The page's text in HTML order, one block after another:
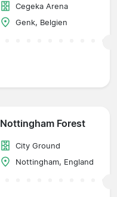
Cegeka Arena
Genk, Belgien
Nottingham Forest
City Ground
Nottingham, England